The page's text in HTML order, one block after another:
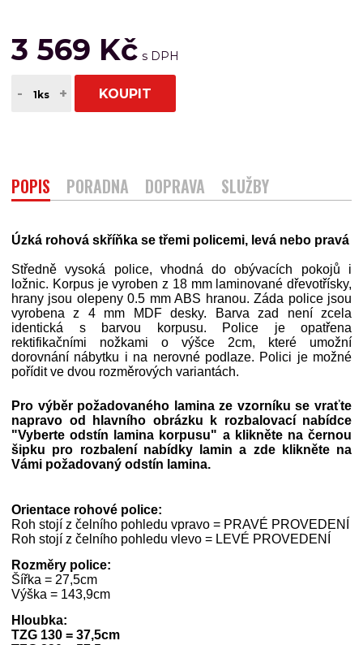
3 569 Kč
- + KOUPIT
POPIS PORADNA DOPRAVA SLUŽBY
Úzká rohová skříňka se třemi policemi, levá nebo pravá
Středně vysoká police, vhodná do obývacích pokojů i
ložnic. Korpus je vyroben z 18 mm laminované dřevotřísky,
hrany jsou olepeny 0.5 mm ABS hranou. Záda police jsou
vyrobena z 4 mm MDF desky. Barva zad není zcela
identická s barvou korpusu. Police je opatřena
rektifikačními nožkami o výšce 2cm, které umožní
dorovnání nábytku i na nerovné podlaze. Polici je možné
pořídit ve dvou rozměrových variantách.
Pro výběr požadovaného lamina ze vzorníku se vraťte
napravo od hlavního obrázku k rozbalovací nabídce
"Vyberte odstín lamina korpusu" a klikněte na černou
šipku pro rozbalení nabídky lamin a zde klikněte na
Vámi požadovaný odstín lamina.
Orientace rohové police:
Roh stojí z čelního pohledu vpravo = PRAVÉ PROVEDENÍ
Roh stojí z čelního pohledu vlevo = LEVÉ PROVEDENÍ
Rozměry police:
Šířka = 27,5cm
Výška = 143,9cm
Hloubka:
TZG 130 = 37,5cm